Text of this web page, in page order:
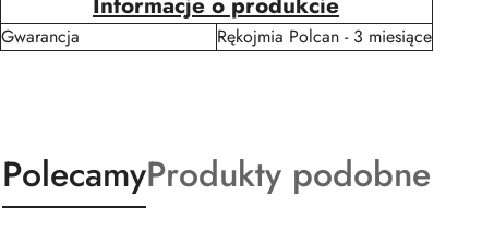
Gwarancja Rękojmia Polcan - 3 miesiące
Produkty
o
PolecamyProdukty
o
Produkty podobne